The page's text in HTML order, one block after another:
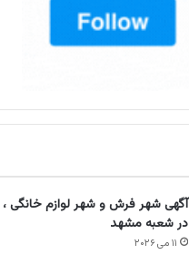
آگهی شهر فرش و شهر لوازم خانگی
در شعبه مشهد
۱۱ می ۲۰۲۶